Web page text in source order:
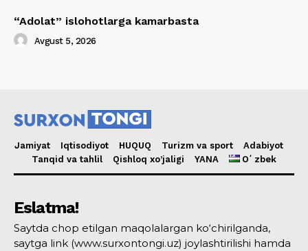
“Adolat” islohotlarga kamarbasta
Avgust 5, 2026
Jamiyat Iqtisodiyot HUQUQ Turizm va sport
Adabiyot
Tanqid va tahlil
Qishloq xo’jaligi YANA Oʻzbek
Eslatma!
Saytda chop etilgan maqolalargan ko‘chirilganda,
saytga link (www.surxontongi.uz) joylashtirilishi hamda